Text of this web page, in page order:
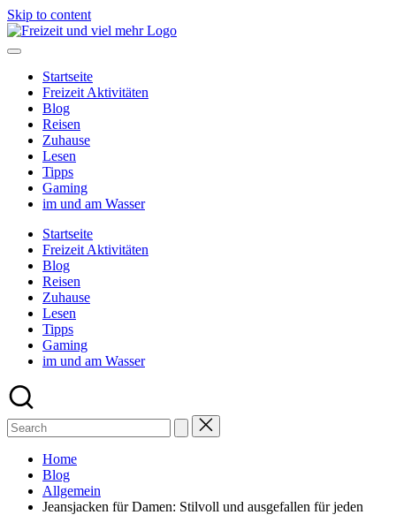
Skip to content
Startseite
Freizeit Aktivitäten
Blog
Reisen
Zuhause
Lesen
Tipps
Gaming
im und am Wasser
Startseite
Freizeit Aktivitäten
Blog
Reisen
Zuhause
Lesen
Tipps
Gaming
im und am Wasser
Home
Blog
Allgemein
Jeansjacken für Damen: Stilvoll und ausgefallen für jeden